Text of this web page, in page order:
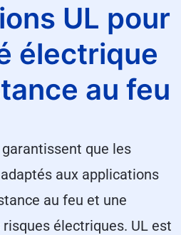
UL pour
électrique
au feu
que les
aux applications
au feu et une
électriques. UL est